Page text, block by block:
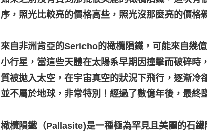
序，照光比較亮的價格高些，照光沒那麼亮的價格
來自非洲肯亞的Sericho的橄欖隕鐵，可能來自幾
小行星，當這些天體在太陽系早期因撞擊而破碎
質被拋入太空，在宇宙真空的狀況下飛行，逐漸
並不屬於地球，非常特別！經過了數億年後，最終
橄欖隕鐵（Pallasite)是一種極為罕見且美麗的石